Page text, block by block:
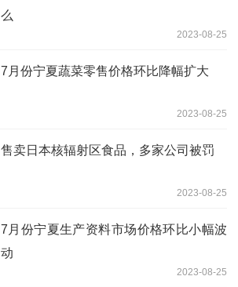
么
2023-08-25
7月份宁夏蔬菜零售价格环比降幅扩大
2023-08-25
售卖日本核辐射区食品，多家公司被罚
2023-08-25
7月份宁夏生产资料市场价格环比小幅波
动
2023-08-25